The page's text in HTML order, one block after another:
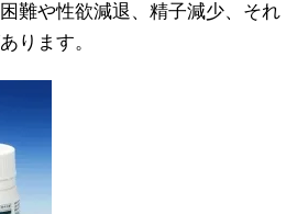
難や性欲減退、精子減少、それ
ります。